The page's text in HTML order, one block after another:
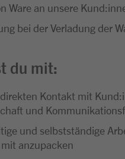
Ware an unsere
bei der Verladung der
du mit:
Kontakt mit
und
und selbstständige
anzupacken